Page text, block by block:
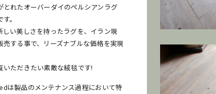
とれたオーバーダイのペルシアンラグ
。
しい美しさを持ったラグを、イラン現
売する事で、リーズナブルな価格を実現
いただきたい素敵な絨毯です!
は製品のメンテナンス過程において特